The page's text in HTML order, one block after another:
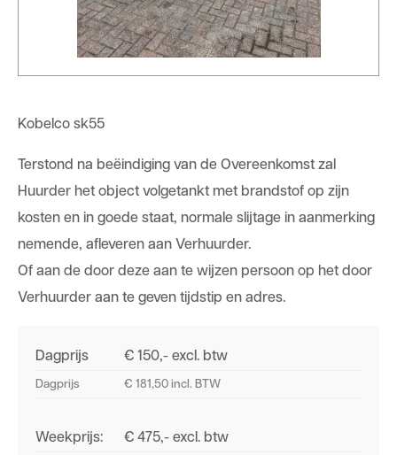
Kobelco sk55
Terstond na beëindiging van de Overeenkomst zal
Huurder het object volgetankt met brandstof op zijn
kosten en in goede staat, normale slijtage in aanmerking
nemende, afleveren aan Verhuurder.
Of aan de door deze aan te wijzen persoon op het door
Verhuurder aan te geven tijdstip en adres.
Dagprijs € 150,- excl. btw
Dagprijs € 181,50 incl. BTW
Weekprijs: € 475,- excl. btw